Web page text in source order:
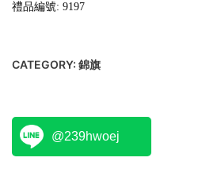
禮品編號: 9197
CATEGORY: 錦旗
@239hwoej